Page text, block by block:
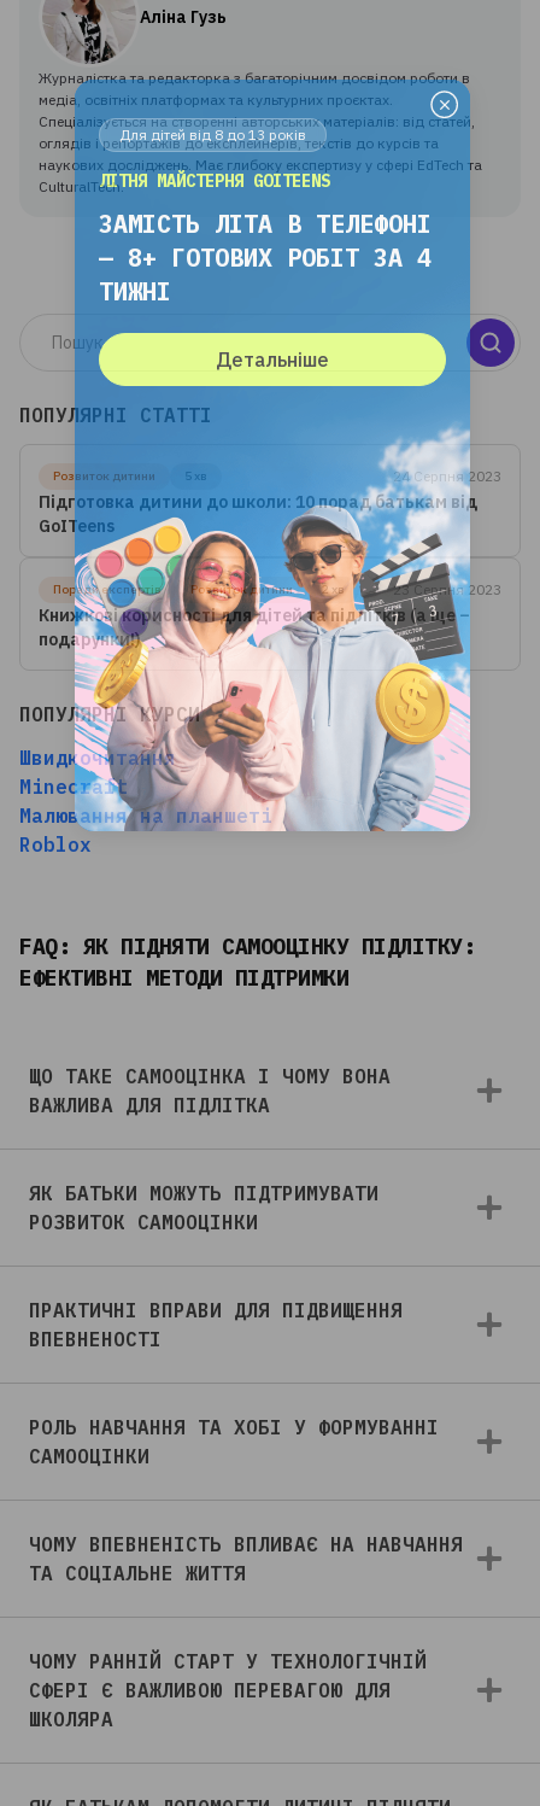
Аліна Гузь
Журналістка та редакторка з багаторічним досвідом роботи в
медіа, освітніх платформах та культурних проєктах.
Спеціалізується на створенні авторських матеріалів: від статей,
оглядів і репортажів до експлейнерів, текстів до курсів та
наукових досліджень. Має глибоку експертизу у сфері EdTech та
CulturalTech.
ПОПУЛЯРНІ СТАТТІ
Розвиток дитини 5 хв 24 Серпня 2023
Підготовка дитини до школи: 10 порад батькам від
GoITeens
Поради експертів Розвиток дитини 2 хв 23 Серпня 2023
Книжкові корисності для дітей та підлітків (а ще –
подарунки!)
ПОПУЛЯРНІ КУРСИ
Швидкочитання
Minecraft
Малювання на планшеті
Roblox
FAQ: ЯК ПІДНЯТИ САМООЦІНКУ ПІДЛІТКУ:
ЕФЕКТИВНІ МЕТОДИ ПІДТРИМКИ
ЩО ТАКЕ САМООЦІНКА І ЧОМУ ВОНА
ВАЖЛИВА ДЛЯ ПІДЛІТКА
ЯК БАТЬКИ МОЖУТЬ ПІДТРИМУВАТИ
РОЗВИТОК САМООЦІНКИ
ПРАКТИЧНІ ВПРАВИ ДЛЯ ПІДВИЩЕННЯ
ВПЕВНЕНОСТІ
РОЛЬ НАВЧАННЯ ТА ХОБІ У ФОРМУВАННІ
САМООЦІНКИ
ЧОМУ ВПЕВНЕНІСТЬ ВПЛИВАЄ НА НАВЧАННЯ
ТА СОЦІАЛЬНЕ ЖИТТЯ
ЧОМУ РАННІЙ СТАРТ У ТЕХНОЛОГІЧНІЙ
СФЕРІ Є ВАЖЛИВОЮ ПЕРЕВАГОЮ ДЛЯ
ШКОЛЯРА
Для дітей від 8 до 13 років
ЛІТНЯ МАЙСТЕРНЯ GOITEENS
ЗАМІСТЬ ЛІТА В ТЕЛЕФОНІ
— 8+ ГОТОВИХ РОБІТ ЗА 4
ТИЖНІ